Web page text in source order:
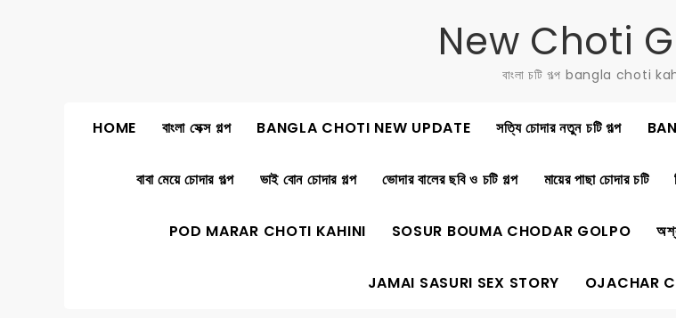
New Choti
বাংলা চটি গল্প bangla choti
HOME বাংলা সেক্স গল্প BANGLA CHOTI NEW UPDATE সত্যি চোদার নতুন চটি গল্প
বাবা মেয়ে চোদার গল্প ভাই বোন চোদার গল্প ভোদার বালের ছবি ও চটি গল্প মায়ের পাছা চোদার চটি
POD MARAR CHOTI KAHINI SOSUR BOUMA CHODAR GOLPO
JAMAI SASURI SEX STORY OJACHAR